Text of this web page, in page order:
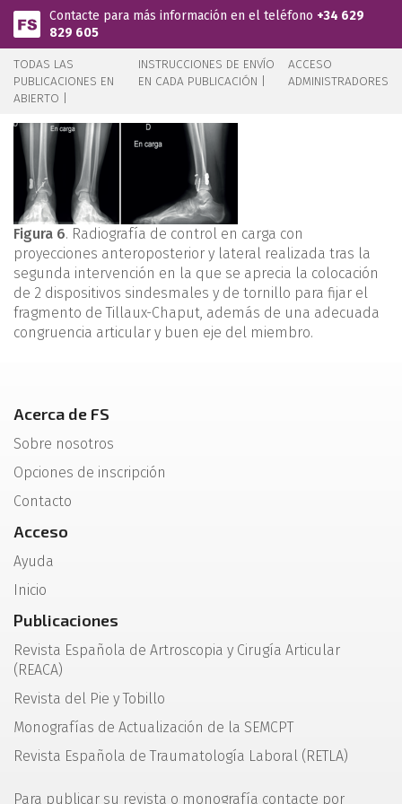
Pasar al contenido principal
Contacte para más información en el teléfono +34 629
829 605
TODAS LAS
PUBLICACIONES EN
ABIERTO |
INSTRUCCIONES DE ENVÍO
EN CADA PUBLICACIÓN |
ACCESO
ADMINISTRADORES
Figura 6. Radiografía de control en carga con
proyecciones anteroposterior y lateral realizada tras la
segunda intervención en la que se aprecia la colocación
de 2 dispositivos sindesmales y de tornillo para fijar el
fragmento de Tillaux-Chaput, además de una adecuada
congruencia articular y buen eje del miembro.
Acerca de FS
Sobre nosotros
Opciones de inscripción
Contacto
Acceso
Ayuda
Inicio
Publicaciones
Revista Española de Artroscopia y Cirugía Articular
(REACA)
Revista del Pie y Tobillo
Monografías de Actualización de la SEMCPT
Revista Española de Traumatología Laboral (RETLA)
Para publicar su revista o monografía contacte por